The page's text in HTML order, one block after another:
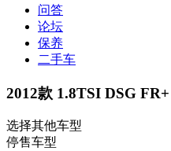
问答
论坛
保养
二手车
2012款 1.8TSI DSG FR+
选择其他车型
停售车型